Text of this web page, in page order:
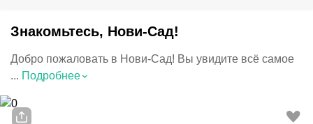
Знакомьтесь, Нови-Сад!
Добро пожаловать в Нови-Сад! Вы увидите всё самое
... Подробнее⌃